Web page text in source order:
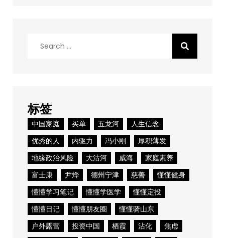
标签
中国家庭 买单 五龙河
人生信念
优秀的人
内驱力 冯小刚
厚积薄发
地缘政治风险
大沽河 威海
家庭素养
富士康
尹烨 德州宁津 慈善
懂懂健身
懂懂学习笔记
懂懂学医学
懂懂定投
懂懂日记
懂懂朋友圈
懂懂骑山东
户外露营
投资中国 栖霞 沾化 焦虑